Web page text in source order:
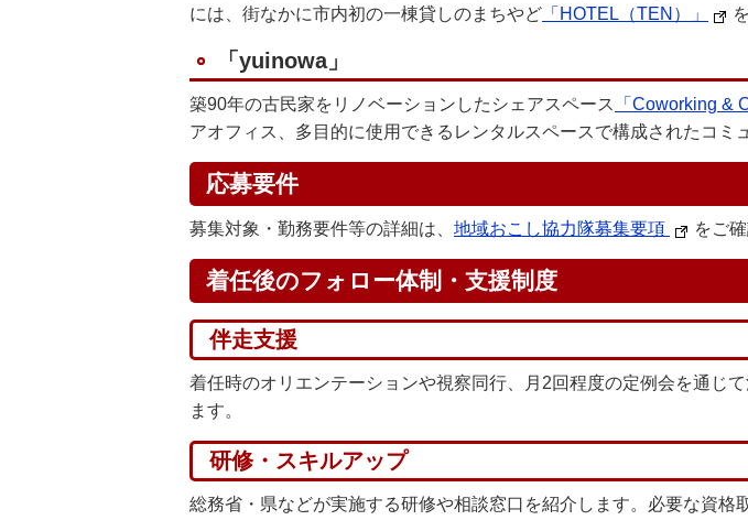
には、街なかに市内初の一棟貸しのまちやど 「HOTEL（TEN）」
「yuinowa」
築90年の古民家をリノベーションしたシェアスペース 「Coworking &
アオフィス、多目的に使用できるレンタルスペースで構成されたコミ
応募要件
募集対象・勤務要件等の詳細は、 地域おこし協力隊募集要項 をご
着任後のフォロー体制・支援制度
伴走支援
着任時のオリエンテーションや視察同行、月2回程度の定例会を通じ
ます。
研修・スキルアップ
総務省・県などが実施する研修や相談窓口を紹介します。必要な資格